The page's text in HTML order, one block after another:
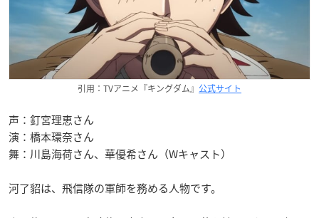
引用：TVアニメ『キングダム』 公式サイト
声：釘宮理恵さん
演：橋本環奈さん
舞：川島海荷さん、華優希さん（Wキャスト）
河了貂は、飛信隊の軍師を務める人物です。